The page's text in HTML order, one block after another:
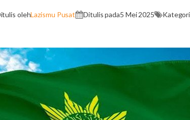
olehLazismu Pusat Ditulis pada5 Mei 2025